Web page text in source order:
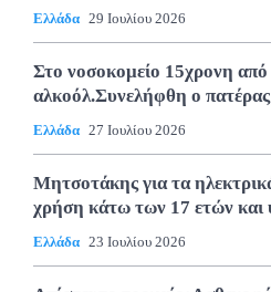
Ελλάδα 29 Ιουλίου 2026
Στο νοσοκομείο 15χρονη
αλκοόλ.Συνελήφθη ο
Ελλάδα 27 Ιουλίου 2026
Μητσοτάκης για τα
χρήση κάτω των 17 ετών και
Ελλάδα 23 Ιουλίου 2026